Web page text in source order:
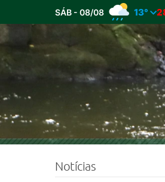
SÁB - 08/08 13°
Notícias